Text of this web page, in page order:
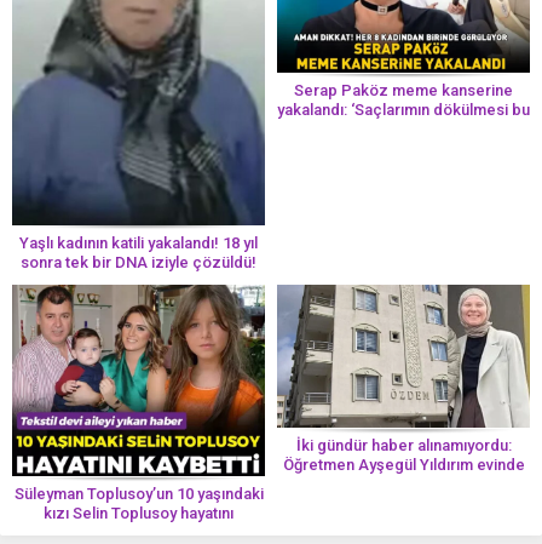
Yaşlı kadının katili yakalandı! 18 yıl
sonra tek bir DNA iziyle çözüldü!
Serap Paköz meme kanserine
yakalandı: ‘Saçlarımın dökülmesi bu
Süleyman Toplusoy’un 10 yaşındaki
kızı Selin Toplusoy hayatını
kaybetti! ‘Ah dünya güzeli melek’
İki gündür haber alınamıyordu:
Öğretmen Ayşegül Yıldırım evinde